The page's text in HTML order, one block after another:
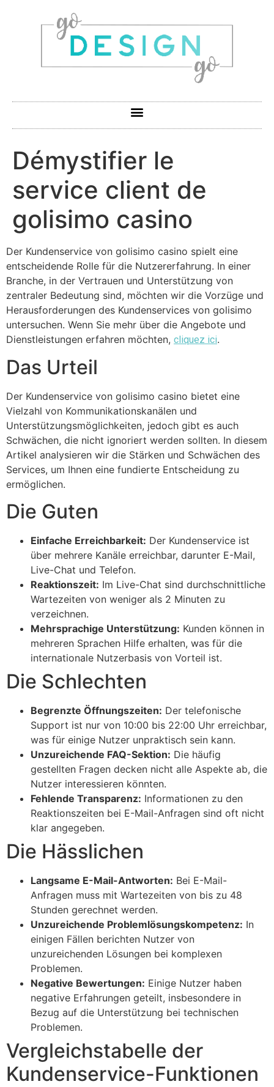
Démystifier le
service client de
golisimo casino
Der Kundenservice von golisimo casino spielt eine
entscheidende Rolle für die Nutzererfahrung. In einer
Branche, in der Vertrauen und Unterstützung von
zentraler Bedeutung sind, möchten wir die Vorzüge und
Herausforderungen des Kundenservices von golisimo
untersuchen. Wenn Sie mehr über die Angebote und
Dienstleistungen erfahren möchten, cliquez ici.
Das Urteil
Der Kundenservice von golisimo casino bietet eine
Vielzahl von Kommunikationskanälen und
Unterstützungsmöglichkeiten, jedoch gibt es auch
Schwächen, die nicht ignoriert werden sollten. In diesem
Artikel analysieren wir die Stärken und Schwächen des
Services, um Ihnen eine fundierte Entscheidung zu
ermöglichen.
Die Guten
Einfache Erreichbarkeit: Der Kundenservice ist
über mehrere Kanäle erreichbar, darunter E-Mail,
Live-Chat und Telefon.
Reaktionszeit: Im Live-Chat sind durchschnittliche
Wartezeiten von weniger als 2 Minuten zu
verzeichnen.
Mehrsprachige Unterstützung: Kunden können in
mehreren Sprachen Hilfe erhalten, was für die
internationale Nutzerbasis von Vorteil ist.
Die Schlechten
Begrenzte Öffnungszeiten: Der telefonische
Support ist nur von 10:00 bis 22:00 Uhr erreichbar,
was für einige Nutzer unpraktisch sein kann.
Unzureichende FAQ-Sektion: Die häufig
gestellten Fragen decken nicht alle Aspekte ab, die
Nutzer interessieren könnten.
Fehlende Transparenz: Informationen zu den
Reaktionszeiten bei E-Mail-Anfragen sind oft nicht
klar angegeben.
Die Hässlichen
Langsame E-Mail-Antworten: Bei E-Mail-
Anfragen muss mit Wartezeiten von bis zu 48
Stunden gerechnet werden.
Unzureichende Problemlösungskompetenz: In
einigen Fällen berichten Nutzer von
unzureichenden Lösungen bei komplexen
Problemen.
Negative Bewertungen: Einige Nutzer haben
negative Erfahrungen geteilt, insbesondere in
Bezug auf die Unterstützung bei technischen
Problemen.
Vergleichstabelle der
Kundenservice-Funktionen